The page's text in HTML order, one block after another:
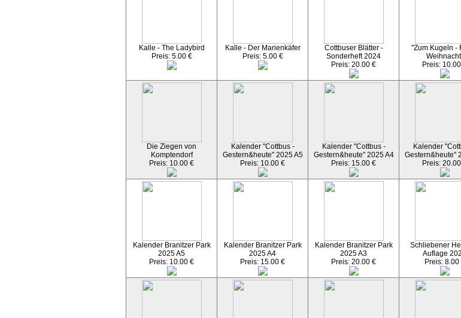
Kalle - The Ladybird
Preis: 5.00 €
Kalle - Der Marienkäfer
Preis: 5.00 €
Cottbuser Blätter -
Sonderheft 2024
Preis: 20.00 €
"Zum Kugeln -
Preis:
Die Ziegen von
Komptendorf
Preis: 10.00 €
Kalender "Cottbus -
Gestern&heute" 2025 A5
Preis: 10.00 €
Kalender "Cottbus -
Gestern&heute" 2025 A4
Preis: 15.00 €
Kalender
Gestern&heute"
Preis:
Kalender Branitzer Park
2025 A5
Preis: 10.00 €
Kalender Branitzer Park
2025 A4
Preis: 15.00 €
Kalender Branitzer Park
2025 A3
Preis: 20.00 €
Schliebener
Auflage
Preis: 8.00